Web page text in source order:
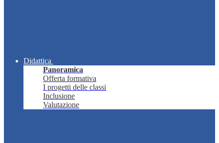
Didattica
Panoramica
Offerta formativa
I progetti delle classi
Inclusione
Valutazione